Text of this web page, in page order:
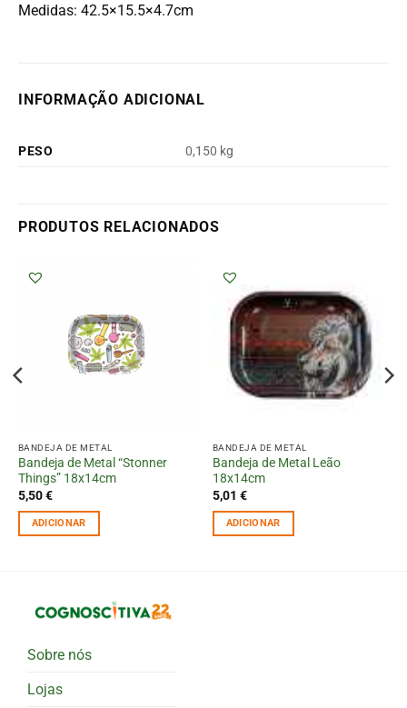
Medidas: 42.5×15.5×4.7cm
INFORMAÇÃO ADICIONAL
PESO 0,150 kg
PRODUTOS RELACIONADOS
BANDEJA DE METAL
Bandeja de Metal “Stonner
Things” 18x14cm
5,50€
ADICIONAR
BANDEJA DE METAL
Bandeja de Metal Leão
18x14cm
5,01 €
ADICIONAR
Sobre nós
Lojas